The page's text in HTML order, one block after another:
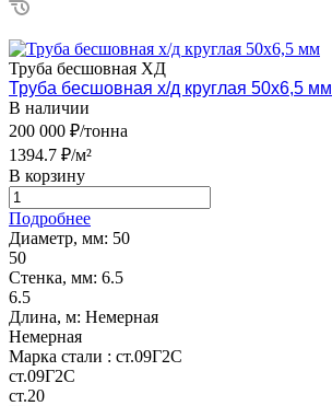
Труба бесшовная ХД
Труба бесшовная х/д круглая 50х6,5 мм
В наличии
200 000 ₽/тонна
1394.7 ₽/м²
В корзину
Подробнее
Диаметр, мм: 50
50
Стенка, мм: 6.5
6.5
Длина, м: Немерная
Немерная
Марка стали : ст.09Г2С
ст.09Г2С
ст.20